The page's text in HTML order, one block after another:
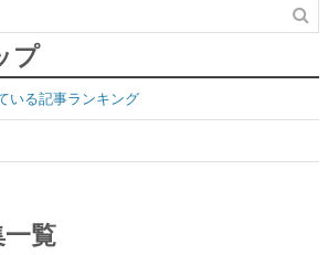
プ
いる記事ランキング
覧